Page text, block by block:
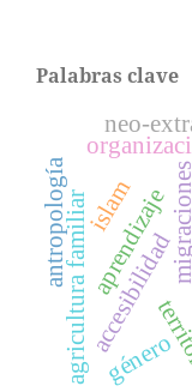
Palabras clave
accesibilidad
género
agricultura familiar
neo-
aprendizaje
antropología islam